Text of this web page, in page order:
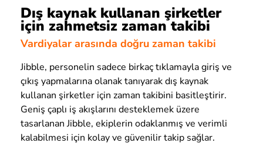
Dış kaynak kullanan şirketler
için zahmetsiz zaman takibi
Vardiyalar arasında doğru zaman takibi
Jibble, personelin sadece birkaç tıklamayla giriş ve
çıkış yapmalarına olanak tanıyarak dış kaynak
kullanan şirketler için zaman takibini basitleştirir.
Geniş çaplı iş akışlarını desteklemek üzere
tasarlanan Jibble, ekiplerin odaklanmış ve verimli
kalabilmesi için kolay ve güvenilir takip sağlar.